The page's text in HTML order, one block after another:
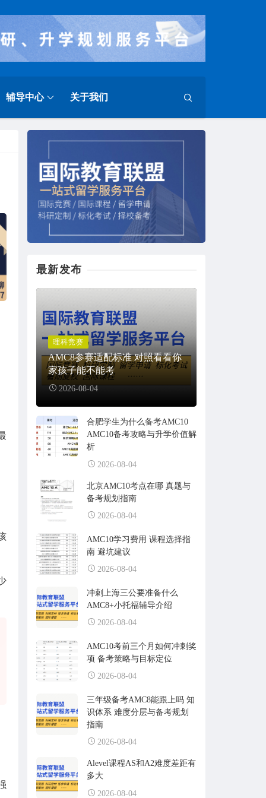
辅导中心 关于我们
最新发布
理科竞赛
AMC8参赛适配标准 对照看看你
家孩子能不能考
2026-08-04
合肥学生为什么备考AMC10
AMC10备考攻略与升学价值解
析
2026-08-04
北京AMC10考点在哪 真题与
备考规划指南
2026-08-04
AMC10学习费用 课程选择指
南 避坑建议
2026-08-04
冲刺上海三公要准备什么
AMC8+小托福辅导介绍
2026-08-04
AMC10考前三个月如何冲刺奖
项 备考策略与目标定位
2026-08-04
三年级备考AMC8能跟上吗 知
识体系 难度分层与备考规划
指南
2026-08-04
Alevel课程AS和A2难度差距有
多大
2026-08-04